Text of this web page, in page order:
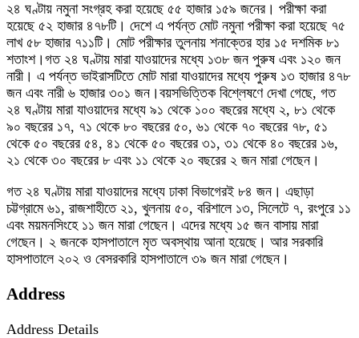
২৪ ঘণ্টায় নমুনা সংগ্রহ করা হয়েছে ৫৫ হাজার ১৫৯ জনের। পরীক্ষা করা
হয়েছে ৫২ হাজার ৪৭৮টি। দেশে এ পর্যন্ত মোট নমুনা পরীক্ষা করা হয়েছে ৭৫
লাখ ৫৮ হাজার ৭১১টি। মোট পরীক্ষার তুলনায় শনাক্তের হার ১৫ দশমিক ৮১
শতাংশ।গত ২৪ ঘণ্টায় মারা যাওয়াদের মধ্যে ১৩৮ জন পুরুষ এবং ১২০ জন
নারী। এ পর্যন্ত ভাইরাসটিতে মোট মারা যাওয়াদের মধ্যে পুরুষ ১৩ হাজার ৪৭৮
জন এবং নারী ৬ হাজার ৩০১ জন।বয়সভিত্তিক বিশ্লেষণে দেখা গেছে, গত
২৪ ঘণ্টায় মারা যাওয়াদের মধ্যে ৯১ থেকে ১০০ বছরের মধ্যে ২, ৮১ থেকে
৯০ বছরের ১৭, ৭১ থেকে ৮০ বছরের ৫০, ৬১ থেকে ৭০ বছরের ৭৮, ৫১
থেকে ৫০ বছরের ৫৪, ৪১ থেকে ৫০ বছরের ৩১, ৩১ থেকে ৪০ বছরের ১৬,
২১ থেকে ৩০ বছরের ৮ এবং ১১ থেকে ২০ বছরের ২ জন মারা গেছেন।
গত ২৪ ঘণ্টায় মারা যাওয়াদের মধ্যে ঢাকা বিভাগেরই ৮৪ জন। এছাড়া
চট্টগ্রামে ৬১, রাজশাহীতে ২১, খুলনায় ৫০, বরিশালে ১৩, সিলেটে ৭, রংপুরে ১১
এবং ময়মনসিংহে ১১ জন মারা গেছেন। এদের মধ্যে ১৫ জন বাসায় মারা
গেছেন। ২ জনকে হাসপাতালে মৃত অবস্থায় আনা হয়েছে। আর সরকারি
হাসপাতালে ২০২ ও বেসরকারি হাসপাতালে ৩৯ জন মারা গেছেন।
Address
Address Details